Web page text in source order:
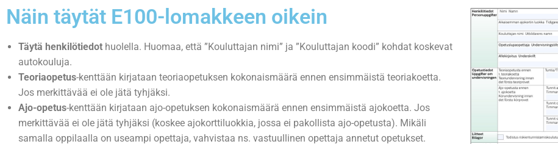
Näin täytät E100-lomakkeen oikein
Täytä henkilötiedot huolella. Huomaa, että ”Kouluttajan nimi” ja ”Kouluttajan koodi” kohdat koskevat
autokouluja.
Teoriaopetus-kenttään kirjataan teoriaopetuksen kokonaismäärä ennen ensimmäistä teoriakoetta.
Jos merkittävää ei ole jätä tyhjäksi.
Ajo-opetus-kenttään kirjataan ajo-opetuksen kokonaismäärä ennen ensimmäistä ajokoetta. Jos
merkittävää ei ole jätä tyhjäksi (koskee ajokorttiluokkia, jossa ei pakollista ajo-opetusta). Mikäli
samalla oppilaalla on useampi opettaja, vahvistaa ns. vastuullinen opettaja annetut opetukset.